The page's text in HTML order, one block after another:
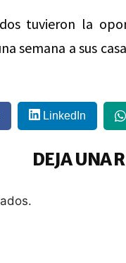
tuvieron la
semana a sus
LinkedIn
DEJA UNA